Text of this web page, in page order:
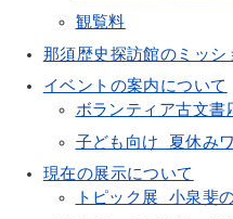
観覧料
那須歴史探訪館のミッシ
イベントの案内について
ボランティア古文書
子ども向け 夏休み
現在の展示について
トピック展 小泉斐